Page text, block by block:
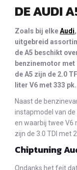
DE AUDI
Zoals bij elkeAudi
uitgebreid
de A5 beschikt
benzinemotor met
de A5 zijn de 2.0
liter V6 met 333 pk.
Naast de
instapmodel van de
en waarbij twee V6
zijn de 3.0 TDI met
Chiptuning
Ondanks het feit